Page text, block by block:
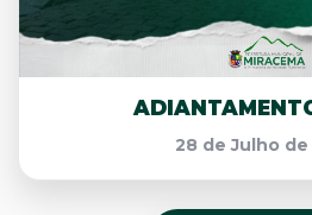
28 de Julho de